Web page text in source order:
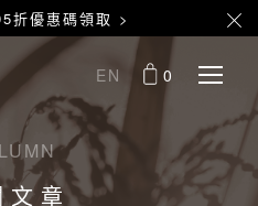
折優惠碼領取 >
EN 0
文章